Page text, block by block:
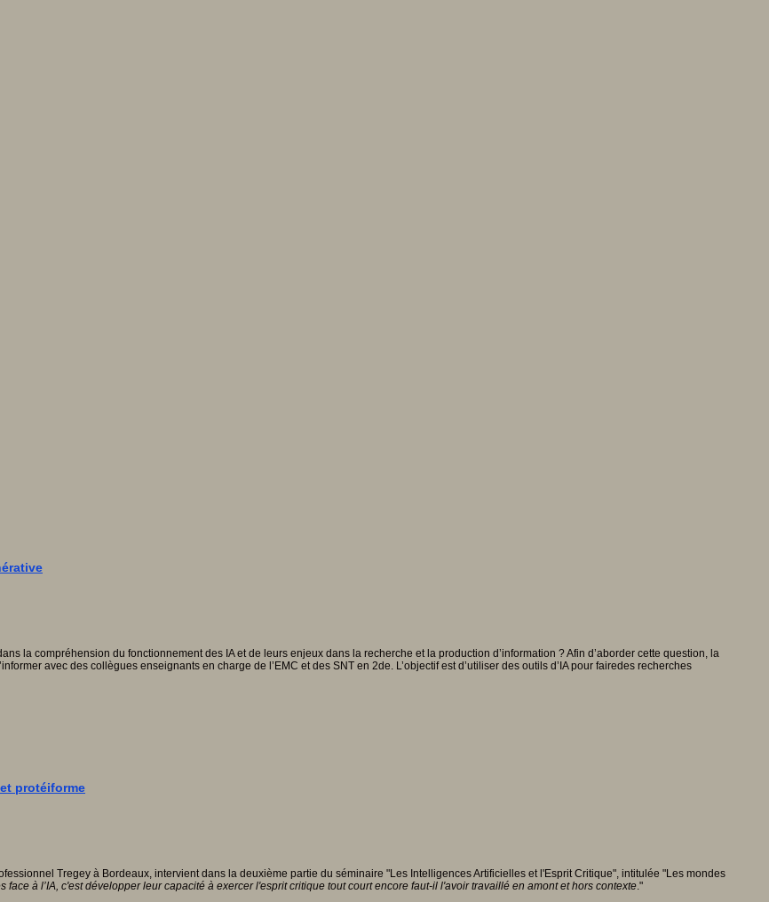
la compréhension du fonctionnement des IA et de leurs enjeux dans la recherche et la production d’information ? Afin d’aborder cette question, la
avec des collègues enseignants en charge de l’EMC et des SNT en 2de. L’objectif est d’utiliser des outils d’IA pour fairedes recherches
protéiforme
Tregey à Bordeaux, intervient dans la deuxième partie du séminaire "Les Intelligences Artificielles et l'Esprit Critique", intitulée "Les mondes
face à l’IA, c'est développer leur capacité à exercer l'esprit critique tout court encore faut-il l'avoir travaillé en amont et hors contexte."